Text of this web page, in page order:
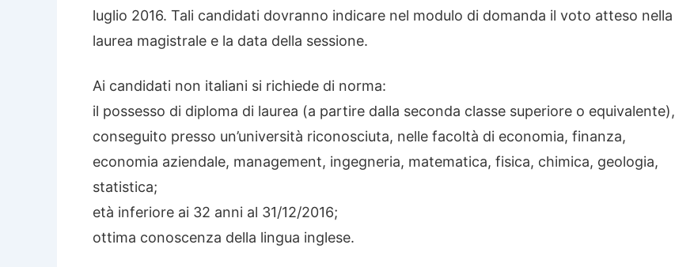
luglio 2016. Tali candidati dovranno indicare nel modulo di domanda il voto atteso nella
laurea magistrale e la data della sessione.
Ai candidati non italiani si richiede di norma:
il possesso di diploma di laurea (a partire dalla seconda classe superiore o equivalente),
conseguito presso un’università riconosciuta, nelle facoltà di economia, finanza,
economia aziendale, management, ingegneria, matematica, fisica, chimica, geologia,
statistica;
età inferiore ai 32 anni al 31/12/2016;
ottima conoscenza della lingua inglese.